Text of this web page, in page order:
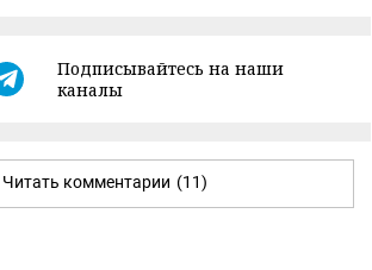
Подписывайтесь на наши
каналы
Читать комментарии (11)